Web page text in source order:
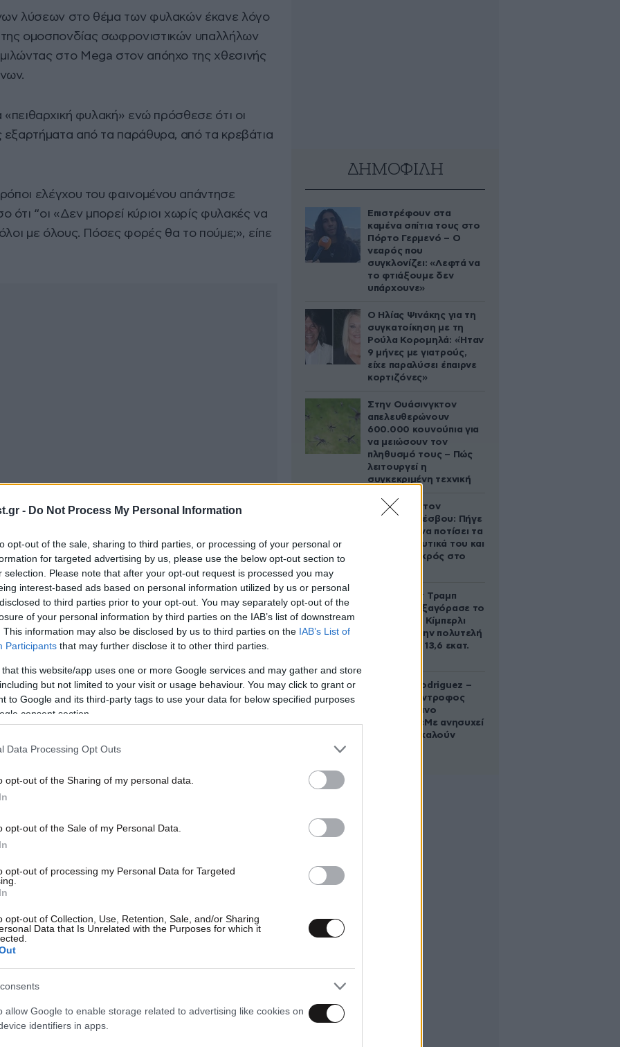
- Do Not Process My Personal Information
opt-out of the sale, sharing to third parties, or processing of your personal or
for targeted advertising by us, please use the below opt-out section to
selection. Please note that after your opt-out request is processed you may
interest-based ads based on personal information utilized by us or personal
to third parties prior to your opt-out. You may separately opt-out of the
of your personal information by third parties on the IAB’s list of downstream
This information may also be disclosed by us to third parties on the IAB’s List of
Participants that may further disclose it to other third parties.
that this website/app uses one or more Google services and may gather and store
but not limited to your visit or usage behaviour. You may click to grant or
to Google and its third-party tags to use your data for below specified purposes
consent section.
Data Processing Opt Outs
opt-out of the Sharing of my personal data.
opt-out of the Sale of my Personal Data.
opt-out of processing my Personal Data for Targeted
opt-out of Collection, Use, Retention, Sale, and/or Sharing
Data that Is Unrelated with the Purposes for which it
allow Google to enable storage related to advertising like cookies on
identifiers in apps.
λύσεων στο θέμα των φυλακών έκανε λόγο
ομοσπονδίας σωφρονιστικών υπαλλήλων
στο Mega στον απόηχο της χθεσινής
φυλακή» ενώ πρόσθεσε ότι οι
εξαρτήματα από τα παράθυρα, από τα κρεβάτια
ελέγχου του φαινομένου απάντησε
“οι «Δεν μπορεί κύριοι χωρίς φυλακές να
με όλους. Πόσες φορές θα το πούμε;», είπε
Τύπου Γ’ ανέφερε πως «έχουν σταθεί
και το νομοσχέδιο περί αποσυμφόρησης»
έχουμε φθάσει στα όρια της
αποσυμφόρησης».
«γιατί έτσι θα είναι λιγότεροι οι
ελέγξουμε εμείς, θα μπορέσουμε να
κρατουμένων σε κατηγορίες» ενώ εξέφρασε
«ένα σύστημα κράτησης να στηρίζεται σε δυο
είναι να βγάλει κρατούμενους έξω,
αποφυλακιστούν 3.000-3.500 κρατούμενοι.
ΔΗΜΟΦΙΛΗ
Επιστρέφουν στα
καμένα σπίτια τους στο
Πόρτο Γερμενό – Ο
νεαρός που
συγκλονίζει: «Λεφτά να
το φτιάξουμε δεν
υπάρχουνε»
Ο Ηλίας Ψινάκης για τη
συγκατοίκηση με τη
Ρούλα Κορομηλά: «Ήταν
9 μήνες με γιατρούς,
είχε παραλύσει έπαιρνε
κορτιζόνες»
Στην Ουάσινγκτον
απελευθερώνουν
600.000 κουνούπια για
να μειώσουν τον
πληθυσμό τους – Πώς
λειτουργεί η
συγκεκριμένη τεχνική
Τραγωδία στον
Ασώματο Λέσβου: Πήγε
στο κτήμα να ποτίσει τα
οπωροκηπευτικά του και
βρέθηκε νεκρός στο
Ο Ντόναλντ Τραμπ
Τζούνιορ εξαγόρασε το
μερίδιο της Κίμπερλι
Γκίλφοϊλ στην πολυτελή
έπαυλη των 13,6 εκατ.
Georgina Rodriguez –
Ξεσπά η σύντροφος
του Κριστιάνο
Ρονάλντο: «Με ανησυχεί
που με αποκαλούν